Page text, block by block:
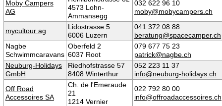
Moby Campers
AG
4573 Lohn-
Ammansegg
032 622 96 10
moby@mobycampers.ch
mycultour ag
Lidostrasse 5
6006 Luzern
041 372 08 88
beratung@spacecamper.ch
Nagbe
Schwimmcaravans
Oberfeld 2
6037 Root
079 677 75 23
patrick@nagbe.ch
Neuburg-Holidays
GmbH
Riedhofstrasse 57
8408 Winterthur
052 223 11 37
info@neuburg-holidays.ch
Off Road
Accessoires SA
Ch. de l'Emeraude
21
1214 Vernier
022 792 80 00
info@offroadaccessoires.ch